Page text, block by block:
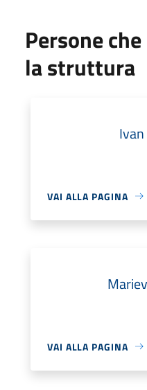
Persone
la struttura
VAI ALLA PAGINA
VAI ALLA PAGINA